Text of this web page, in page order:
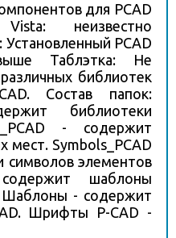
для PCAD
неизвестно
PCAD
Таблэтка: Не
библиотек
Состав папок:
библиотеки
- содержит
мест. Symbols_PCAD
символов элементов
шаблоны
- содержит
Шрифты P-CAD -